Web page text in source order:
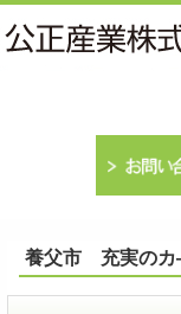
養父市 充実の